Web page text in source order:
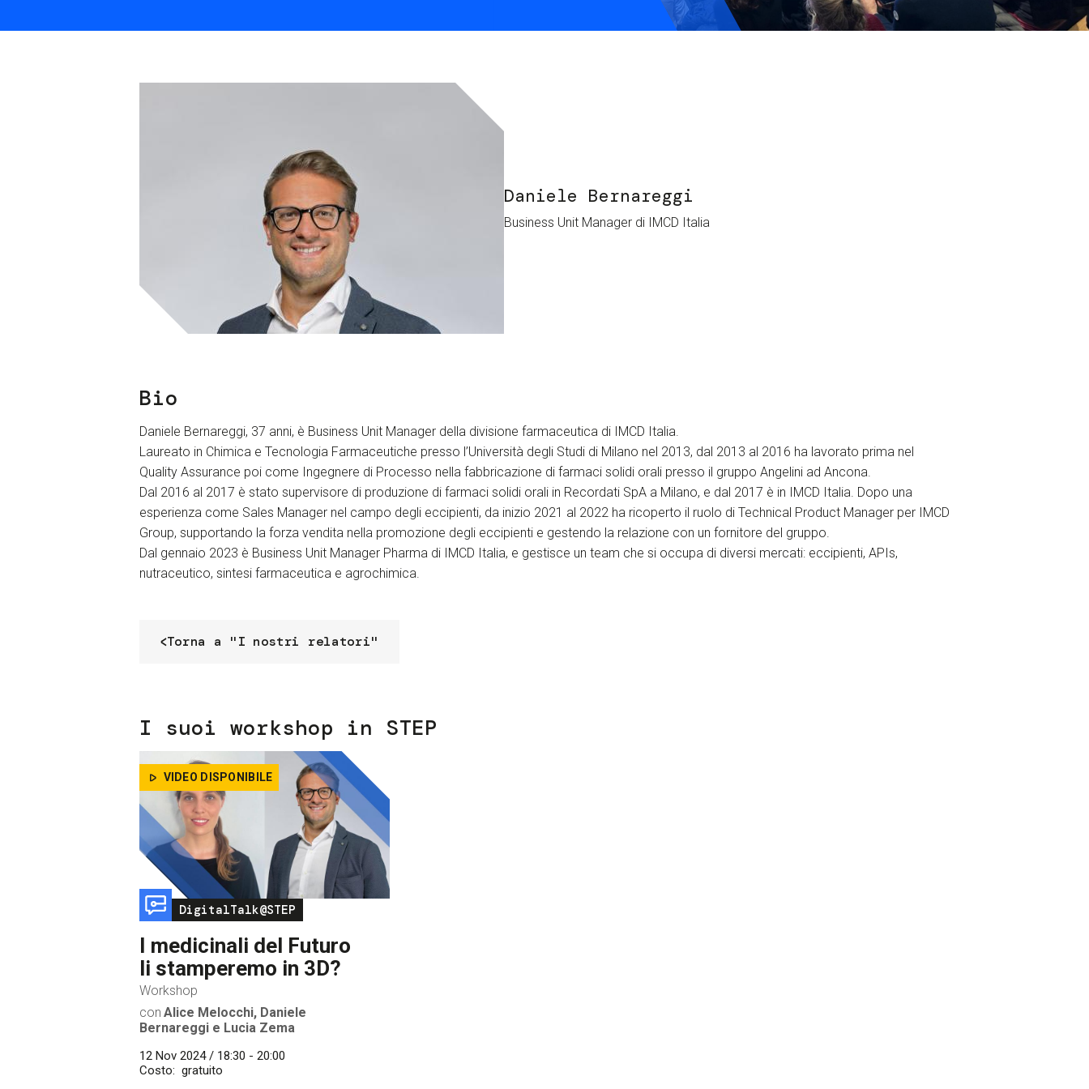
Servizi e accessibilità
Contatti
Biglietti
Daniele Bernareggi
Business Unit Manager di IMCD Italia
Bio
Daniele Bernareggi, 37 anni, è Business Unit Manager della divisione farmaceutica di IMCD Italia.
Laureato in Chimica e Tecnologia Farmaceutiche presso l’Università degli Studi di Milano nel 2013, dal 2013 al 2016 ha lavorato prima nel
Quality Assurance poi come Ingegnere di Processo nella fabbricazione di farmaci solidi orali presso il gruppo Angelini ad Ancona.
Dal 2016 al 2017 è stato supervisore di produzione di farmaci solidi orali in Recordati SpA a Milano, e dal 2017 è in IMCD Italia. Dopo una
esperienza come Sales Manager nel campo degli eccipienti, da inizio 2021 al 2022 ha ricoperto il ruolo di Technical Product Manager per IMCD
Group, supportando la forza vendita nella promozione degli eccipienti e gestendo la relazione con un fornitore del gruppo.
Dal gennaio 2023 è Business Unit Manager Pharma di IMCD Italia, e gestisce un team che si occupa di diversi mercati: eccipienti, APIs,
nutraceutico, sintesi farmaceutica e agrochimica.
Torna a "I nostri relatori"
I suoi workshop in STEP
VIDEO DISPONIBILE
Image
DigitalTalk@STEP
I medicinali del Futuro
li stamperemo in 3D?
Workshop
con Alice Melocchi, Daniele
Bernareggi e Lucia Zema
12 Nov 2024 / 18:30 - 20:00
Costo
gratuito